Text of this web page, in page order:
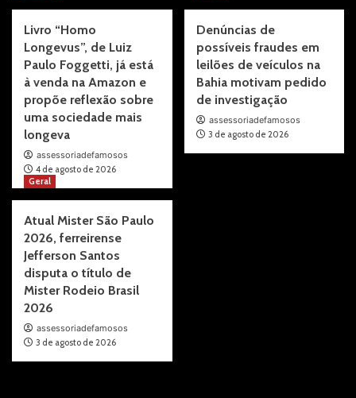
Livro “Homo
Longevus”, de Luiz
Paulo Foggetti, já está
à venda na Amazon e
propõe reflexão sobre
uma sociedade mais
longeva
assessoriadefamosos
4 de agosto de 2026
Denúncias de
possíveis fraudes em
leilões de veículos na
Bahia motivam pedido
de investigação
assessoriadefamosos
3 de agosto de 2026
Geral
Atual Mister São Paulo
2026, ferreirense
Jefferson Santos
disputa o título de
Mister Rodeio Brasil
2026
assessoriadefamosos
3 de agosto de 2026